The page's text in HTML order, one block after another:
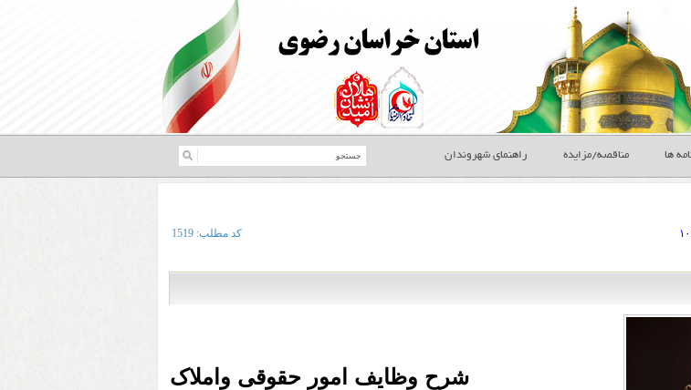
ها مناقصه/مزایده راهنمای شهروندان
کد مطلب: 1519
شرح وظایف امور حقوقی واملاک